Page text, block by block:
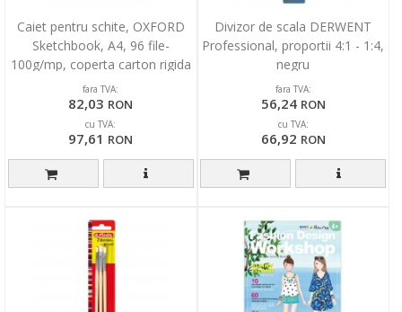
Caiet pentru schite, OXFORD
Sketchbook, A4, 96 file-
100g/mp, coperta carton rigida
- negru
fara TVA:
82,03 RON
cu TVA:
97,61 RON
Divizor de scala DERWENT
Professional, proportii 4:1 - 1:4,
negru
fara TVA:
56,24 RON
cu TVA:
66,92 RON